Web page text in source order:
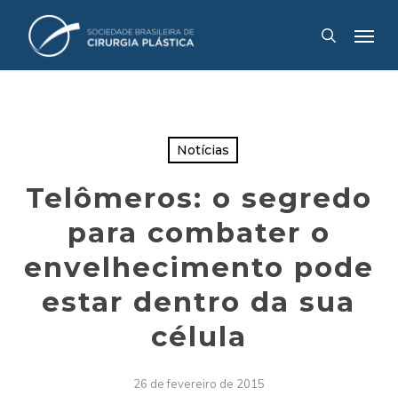
search
Notícias
Telômeros: o segredo
para combater o
envelhecimento pode
estar dentro da sua
célula
26 de fevereiro de 2015